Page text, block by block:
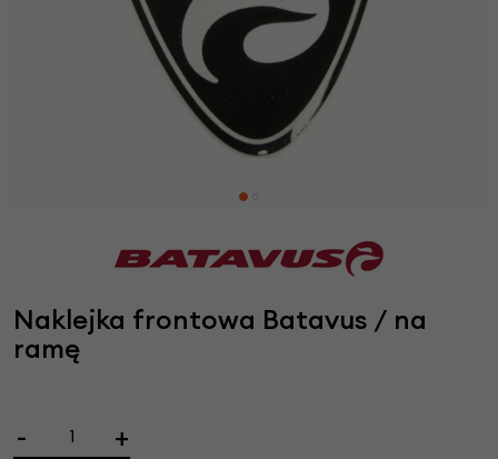
Naklejka frontowa Batavus / na
ramę
- +